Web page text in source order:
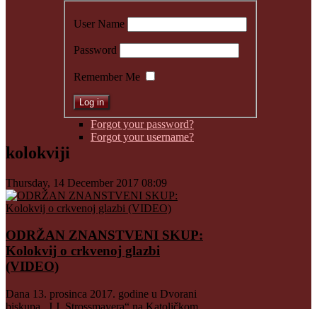
User Name
Password
Remember Me
Forgot your password?
Forgot your username?
kolokviji
Thursday, 14 December 2017 08:09
ODRŽAN ZNANSTVENI SKUP:
Kolokvij o crkvenoj glazbi
(VIDEO)
Dana 13. prosinca 2017. godine u Dvorani
biskupa „J.J. Strossmayera“ na Katoličkom